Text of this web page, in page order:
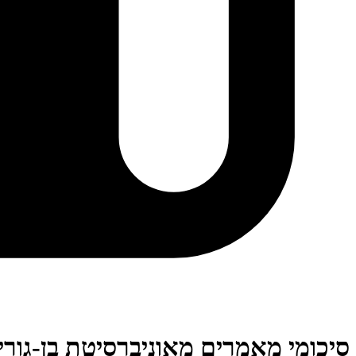
סיכומי מאמרים מאוניברסיטת בן-